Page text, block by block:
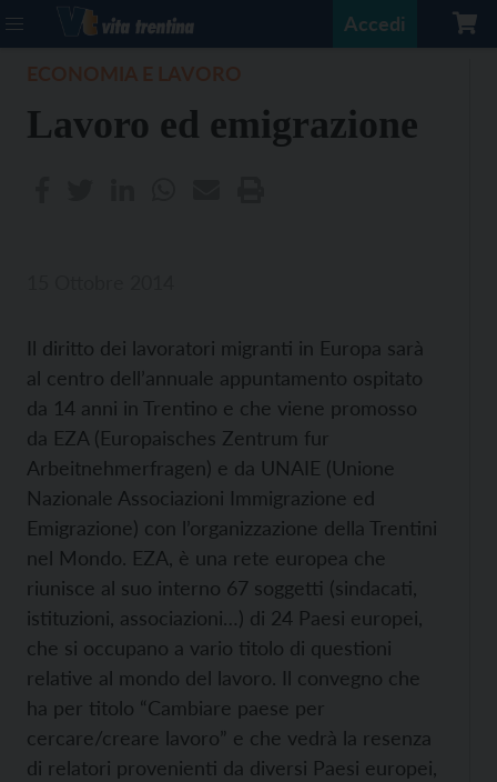
Accedi
Lavoro ed emigrazione
Il diritto dei lavoratori migranti in Europa sarà
al centro dell’annuale appuntamento ospitato
da 14 anni in Trentino e che viene promosso
da EZA (Europaisches Zentrum fur
Arbeitnehmerfragen) e da UNAIE (Unione
Nazionale Associazioni Immigrazione ed
Emigrazione) con l’organizzazione della Trentini
nel Mondo. EZA, è una rete europea che
riunisce al suo interno 67 soggetti (sindacati,
istituzioni, associazioni…) di 24 Paesi europei,
che si occupano a vario titolo di questioni
relative al mondo del lavoro. Il convegno che
ha per titolo “Cambiare paese per
cercare/creare lavoro” e che vedrà la resenza
di relatori provenienti da diversi Paesi europei,